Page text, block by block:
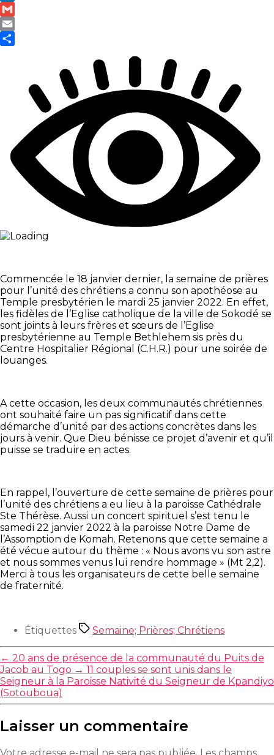
LinkedIn
Gmail
Email
Commencée le 18 janvier dernier, la semaine de prières
pour l’unité des chrétiens a connu son apothéose au
Temple presbytérien le mardi 25 janvier 2022. En effet,
les fidèles de l’Eglise catholique de la ville de Sokodé se
sont joints à leurs frères et sœurs de l’Eglise
presbytérienne au Temple Bethlehem sis près du
Centre Hospitalier Régional (C.H.R.) pour une soirée de
louanges.
A cette occasion, les deux communautés chrétiennes
ont souhaité faire un pas significatif dans cette
démarche d’unité par des actions concrètes dans les
jours à venir. Que Dieu bénisse ce projet d’avenir et qu’il
puisse se traduire en actes.
En rappel, l’ouverture de cette semaine de prières pour
l’unité des chrétiens a eu lieu à la paroisse Cathédrale
Ste Thérèse. Aussi un concert spirituel s’est tenu le
samedi 22 janvier 2022 à la paroisse Notre Dame de
l’Assomption de Komah. Retenons que cette semaine a
été vécue autour du thème : « Nous avons vu son astre
et nous sommes venus lui rendre hommage » (Mt 2,2).
Merci à tous les organisateurs de cette belle semaine
de fraternité.
Étiquettes Semaine; Prières; Chrétiens
← 20 ans de présence de la communauté du Puits de
Jacob au Togo → 11 couples se sont unis dans le
Seigneur à la Paroisse Nativité du Seigneur de Kpandiyo
(Sotouboua)
Laisser un commentaire